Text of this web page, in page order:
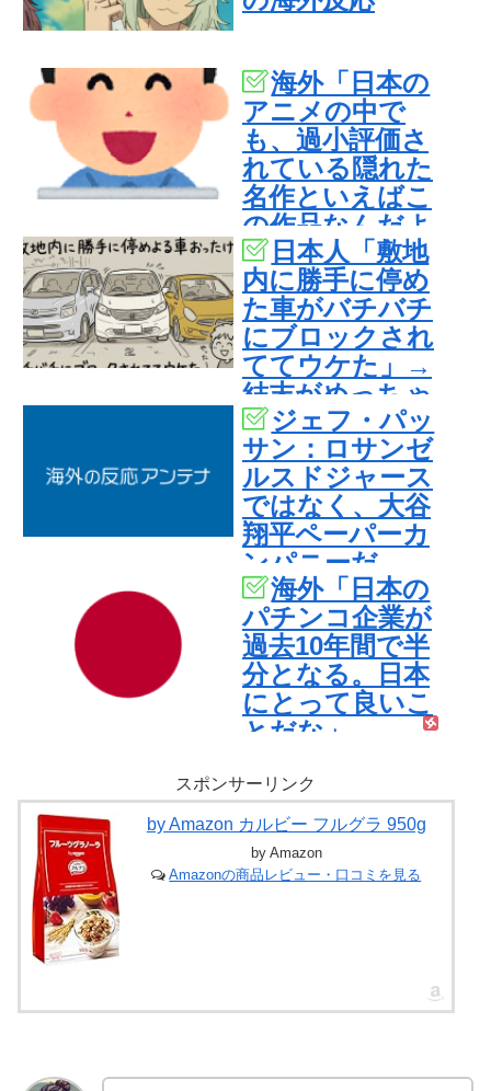
海外「日本の
アニメの中で
も、過小評価さ
れている隠れた
名作といえばこ
の作品なんだよ
ね・・・！」
【海外の反応】
日本人「敷地
内に勝手に停め
た車がバチバチ
にブロックされ
ててウケた」→
結末がめっちゃ
おもろいｗｗｗ
【タイ人の反
応】
ジェフ・パッ
サン：ロサンゼ
ルスドジャース
ではなく、大谷
翔平ペーパーカ
ンパニーだ
【海外の反応】
海外「日本の
パチンコ企業が
過去10年間で半
分となる。日本
にとって良いこ
とだな」
スポンサーリンク
by Amazon カルビー フルグラ 950g
by Amazon
Amazonの商品レビュー・口コミを見る